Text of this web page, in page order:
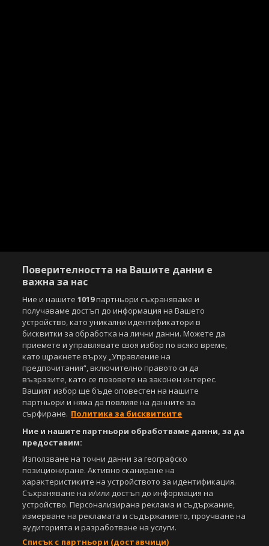
Copyright © 2007-2026 Агенция Спортал. Всички права запазени.
Този уебсайт е собственост на Sportal Media Group
За нас Екип За рекламa
Общи условия
Етични правила на НСС
Лични данни
Управление на предпочитания
Съдържанието на този уеб сайт и технологиите, използвани в него, са
под закрила на Закона за авторското право и сродните му права.
Всички статии, репортажи, интервюта и други текстови, графични и
видео материали, публикувани в сайта, са собственост на Агенция
публикуване на текстови материали само след писмено съгласие на
Агенция Спортал, посочване на източника и добавяне на линк към
www.sportal.bg. Използването на графични и видео материали,
публикувани в сайта, е строго забранено. Нарушителите ще бъдат
санкционирани с цялата строгост на закона.
СвалиБЕЗПЛАТНОТОприложение за:
Поверителността на Вашите данни е
важна за нас
Ние и нашите1019партньори съхраняваме и
получаваме достъп до информация на Вашето
устройство, като уникални идентификатори в
бисквитки за обработка на лични данни. Можете да
приемете и управлявате своя избор по всяко време,
като щракнете върху „Управление на
предпочитания“, включително правото си да
възразите, като се позовете на законен интерес.
Вашият избор ще бъде оповестен на нашите
партньори и няма да повлияе на данните за
сърфиране. Политика за бисквитките
Ние и нашите партньори обработваме данни, за да
предоставим:
Използване на точни данни за географско
позициониране. Активно сканиране на
характеристиките на устройството за идентификация.
Съхраняване на и/или достъп до информация на
устройство. Персонализирана реклама и съдържание,
измерване на рекламата и съдържанието, проучване на
аудиторията и разработване на услуги.
Списък с партньори (доставчици)